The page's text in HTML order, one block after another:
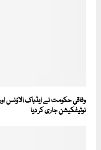
وفاقی حکومت نے ایڈہاک الاؤنس
نوٹیفکیشن جاری کر دیا